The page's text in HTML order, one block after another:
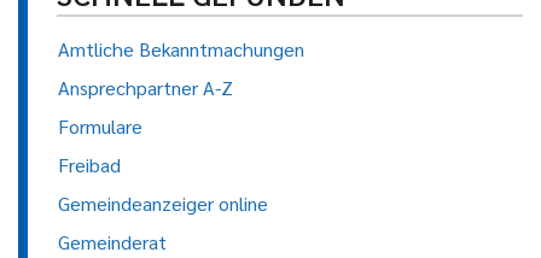
Amtliche Bekanntmachungen
Ansprechpartner A-Z
Formulare
Freibad
Gemeindeanzeiger online
Gemeinderat